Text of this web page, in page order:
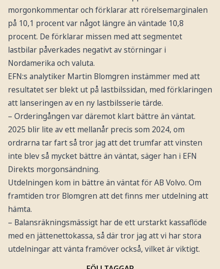
morgonkommentar och förklarar att rörelsemarginalen
på 10,1 procent var något längre än väntade 10,8
procent. De förklarar missen med att segmentet
lastbilar påverkades negativt av störningar i
Nordamerika och valuta.
EFN:s analytiker Martin Blomgren instämmer med att
resultatet ser blekt ut på lastbilssidan, med förklaringen
att lanseringen av en ny lastbilsserie tärde.
– Orderingången var däremot klart bättre än väntat.
2025 blir lite av ett mellanår precis som 2024, om
ordrarna tar fart så tror jag att det trumfar att vinsten
inte blev så mycket bättre än väntat, säger han i EFN
Direkts morgonsändning.
Utdelningen kom in bättre än väntat för AB Volvo. Om
framtiden tror Blomgren att det finns mer utdelning att
hämta.
– Balansräkningsmässigt har de ett urstarkt kassaflöde
med en jättenettokassa, så där tror jag att vi har stora
utdelningar att vänta framöver också, vilket är viktigt.